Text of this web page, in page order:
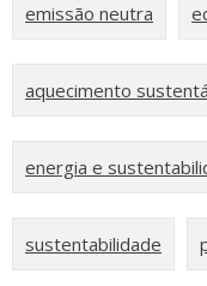
emissão neutra
aquecimento
energia e
sustentabilidade